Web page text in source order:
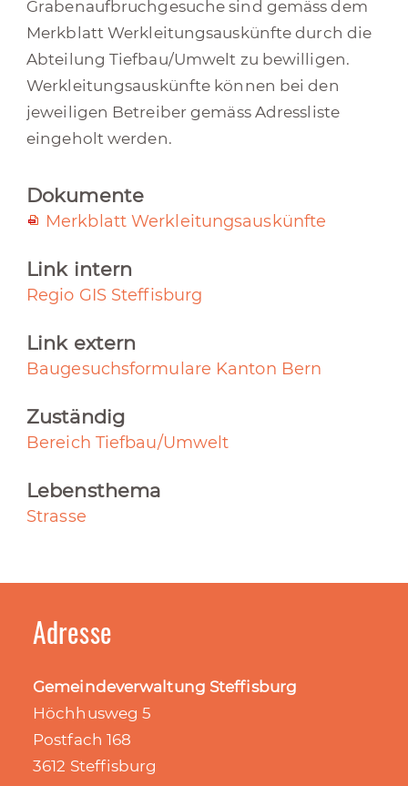
Grabenaufbruchgesuche sind gemäss dem
Merkblatt Werkleitungsauskünfte durch die
Abteilung Tiefbau/Umwelt zu bewilligen.
Werkleitungsauskünfte können bei den
jeweiligen Betreiber gemäss Adressliste
eingeholt werden.
Dokumente
Merkblatt Werkleitungsauskünfte
Link intern
Regio GIS Steffisburg
Link extern
Baugesuchsformulare Kanton Bern
Zuständig
Bereich Tiefbau/Umwelt
Lebensthema
Strasse
Adresse
Gemeindeverwaltung Steffisburg
Höchhusweg 5
Postfach 168
3612 Steffisburg